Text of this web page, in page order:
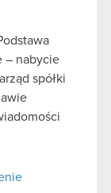
– nabycie
spółki